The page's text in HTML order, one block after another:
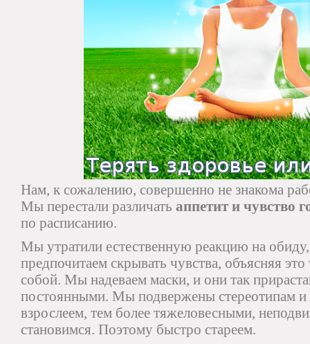
Нам, к сожалению, совершенно не знакома
Мы перестали различать аппетит и чувство
по расписанию.
Мы утратили естественную реакцию на
предпочитаем скрывать чувства, объясняя
собой. Мы надеваем маски, и они так
постоянными. Мы подвержены стереотипам
взрослеем, тем более тяжеловесными,
становимся. Поэтому быстро стареем.